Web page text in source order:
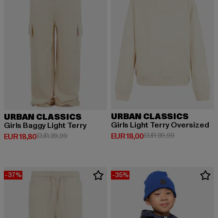
URBAN CLASSICS
Girls Baggy Light Terry
EUR 18,80
Huidige prijs: EUR 18,80
EUR 39,99Actieprijs: EUR 39,99
URBAN CLASSICS
Girls Light Terry Oversized
EUR 18,00
Huidige prijs: EUR 18,00
EUR 39,99Actieprijs:
-37% -35%